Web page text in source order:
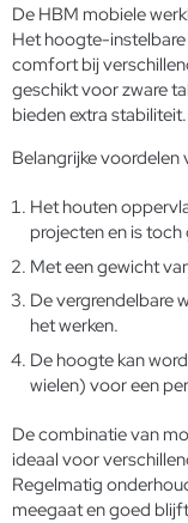
De HBM mobiele
Het hoogte-
comfort bij
geschikt voor zware
bieden extra stabiliteit.
Belangrijke voordelen
Het houten
projecten en is
Met een gewicht
De vergrendelbare
het werken.
De hoogte kan
wielen) voor een
De combinatie van
ideaal voor
Regelmatig
meegaat en goed